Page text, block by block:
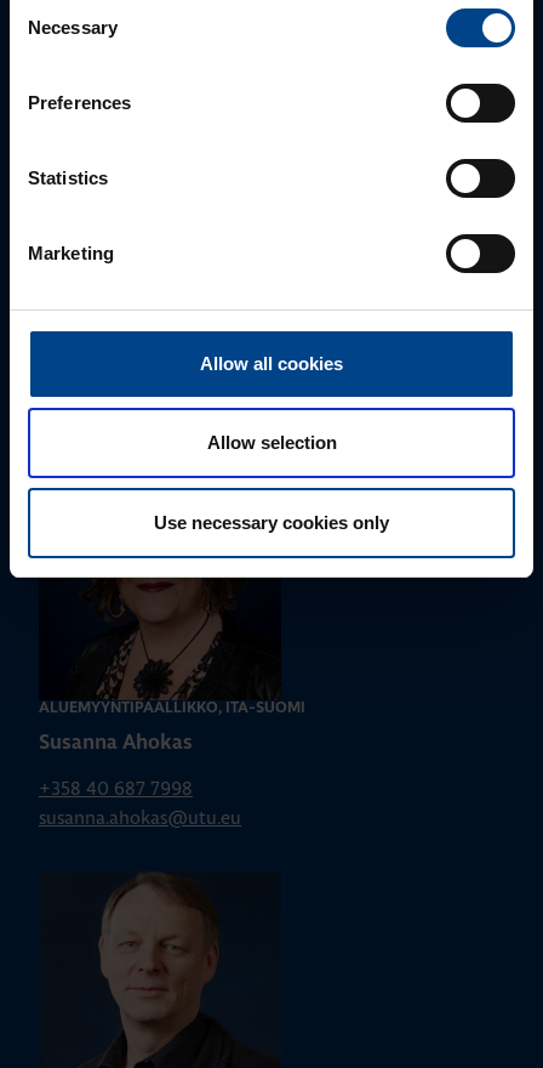
Selection
Necessary
Preferences
Statistics
Marketing
Allow all cookies
Allow selection
Use necessary cookies only
Jussi Pernaa
jussi.pernaa@utu.eu
ALUEMYYNTIPÄÄLLIKKÖ, ITÄ-SUOMI
Susanna Ahokas
+358 40 687 7998
susanna.ahokas@utu.eu